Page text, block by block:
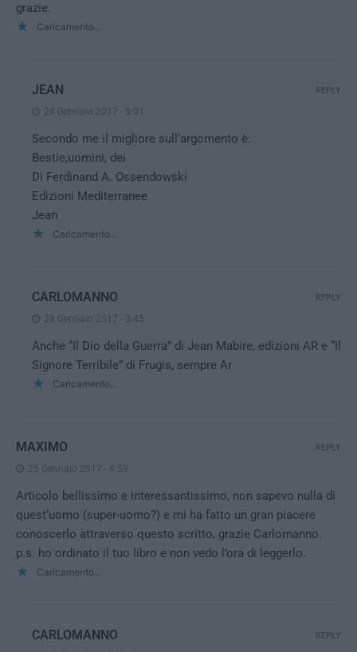
grazie.
Caricamento...
JEAN
24 Gennaio 2017 - 8:01
Secondo me il migliore sull’argomento è:
Bestie,uomini, dei
Di Ferdinand A. Ossendowski
Edizioni Mediterranee
Jean
Caricamento...
REPLY
CARLOMANNO
28 Gennaio 2017 - 3:45
Anche “Il Dio della Guerra” di Jean Mabire, edizioni AR e “Il
Signore Terribile” di Frugis, sempre Ar
Caricamento...
REPLY
MAXIMO
25 Gennaio 2017 - 4:59
Articolo bellissimo e interessantissimo, non sapevo nulla di
quest’uomo (super-uomo?) e mi ha fatto un gran piacere
conoscerlo attraverso questo scritto, grazie Carlomanno.
p.s. ho ordinato il tuo libro e non vedo l’ora di leggerlo.
Caricamento...
REPLY
CARLOMANNO REPLY